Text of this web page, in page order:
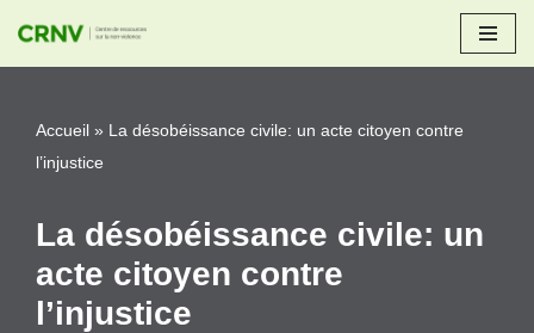
Aller
contenu
Accueil » La désobéissance civile: un acte citoyen contre
l’injustice
La désobéissance civile: un
acte citoyen contre
l’injustice